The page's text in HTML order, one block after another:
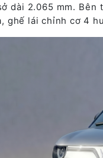
dài 2.065 mm.
ghế lái chỉnh cơ 4